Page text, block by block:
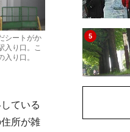
シートがか
入り口。こ
入り口。
ている
所が雑
5